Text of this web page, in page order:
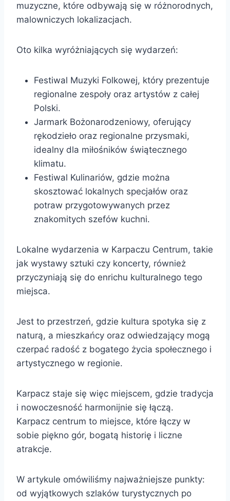
muzyczne, które odbywają się w różnorodnych,
malowniczych lokalizacjach.
Oto kilka wyróżniających się wydarzeń:
Festiwal Muzyki Folkowej, który prezentuje
regionalne zespoły oraz artystów z całej
Polski.
Jarmark Bożonarodzeniowy, oferujący
rękodzieło oraz regionalne przysmaki,
idealny dla miłośników świątecznego
klimatu.
Festiwal Kulinariów, gdzie można
skosztować lokalnych specjałów oraz
potraw przygotowywanych przez
znakomitych szefów kuchni.
Lokalne wydarzenia w Karpaczu Centrum, takie
jak wystawy sztuki czy koncerty, również
przyczyniają się do enrichu kulturalnego tego
miejsca.
Jest to przestrzeń, gdzie kultura spotyka się z
naturą, a mieszkańcy oraz odwiedzający mogą
czerpać radość z bogatego życia społecznego i
artystycznego w regionie.
Karpacz staje się więc miejscem, gdzie tradycja
i nowoczesność harmonijnie się łączą.
Karpacz centrum to miejsce, które łączy w
sobie piękno gór, bogatą historię i liczne
atrakcje.
W artykule omówiliśmy najważniejsze punkty:
od wyjątkowych szlaków turystycznych po